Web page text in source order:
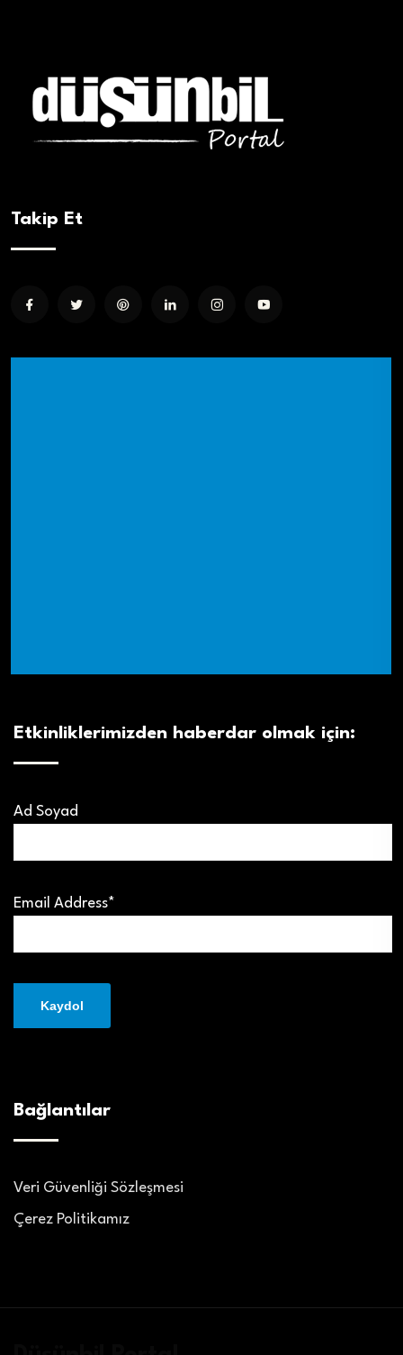
Takip Et
Etkinliklerimizden haberdar olmak için:
Ad Soyad
Email Address*
Bağlantılar
Veri Güvenliği Sözleşmesi
Çerez Politikamız